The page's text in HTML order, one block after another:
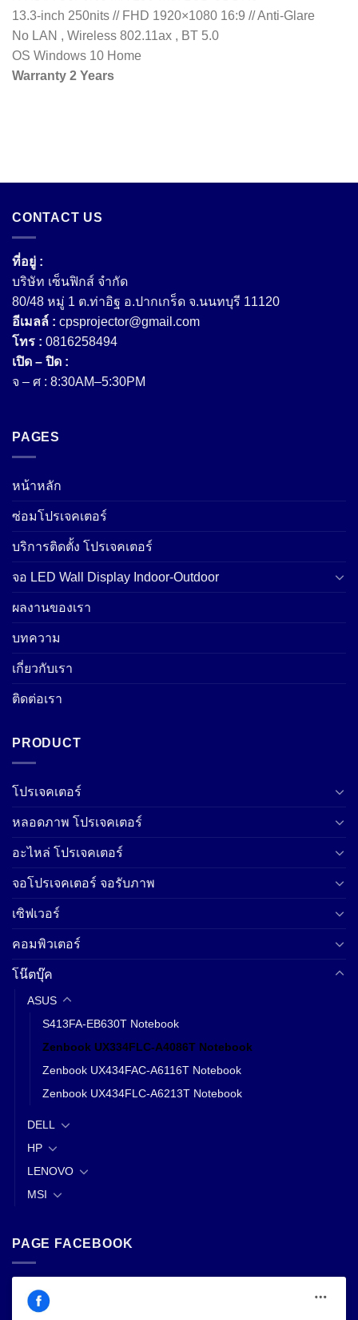
13.3-inch 250nits // FHD 1920×1080 16:9 // Anti-Glare
No LAN , Wireless 802.11ax , BT 5.0
OS Windows 10 Home
Warranty 2 Years
CONTACT US
ที่อยู่ :
บริษัท เซ็นฟิกส์ จํากัด
80/48 หมู่ 1 ต.ท่าอิฐ อ.ปากเกร็ด จ.นนทบุรี 11120
อีเมลล์ : cpsprojector@gmail.com
โทร : 0816258494
เปิด – ปิด :
จ – ศ : 8:30AM–5:30PM
PAGES
หน้าหลัก
ซ่อมโปรเจคเตอร์
บริการติดตั้ง โปรเจคเตอร์
จอ LED Wall Display Indoor-Outdoor
ผลงานของเรา
บทความ
เกี่ยวกับเรา
ติดต่อเรา
PRODUCT
โปรเจคเตอร์
หลอดภาพ โปรเจคเตอร์
อะไหล่ โปรเจคเตอร์
จอโปรเจคเตอร์ จอรับภาพ
เซิฟเวอร์
คอมพิวเตอร์
โน๊ตบุ๊ค
ASUS
S413FA-EB630T Notebook
Zenbook UX334FLC-A4086T Notebook
Zenbook UX434FAC-A6116T Notebook
Zenbook UX434FLC-A6213T Notebook
DELL
HP
LENOVO
MSI
PAGE FACEBOOK